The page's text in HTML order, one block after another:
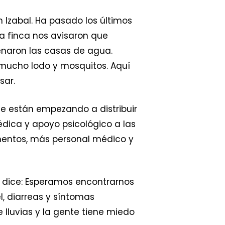
Ha pasado los últimos
finca nos avisaron que
las casas de agua.
lodo y mosquitos. Aquí
están empezando a distribuir
y apoyo psicológico a las
más personal médico y
Esperamos encontrarnos
diarreas y síntomas
lluvias y la gente tiene miedo